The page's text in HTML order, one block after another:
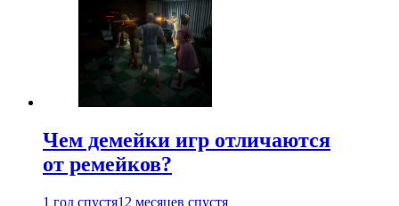
Чем демейки игр отличаются
от ремейков?
1 год спустя12 месяцев спустя